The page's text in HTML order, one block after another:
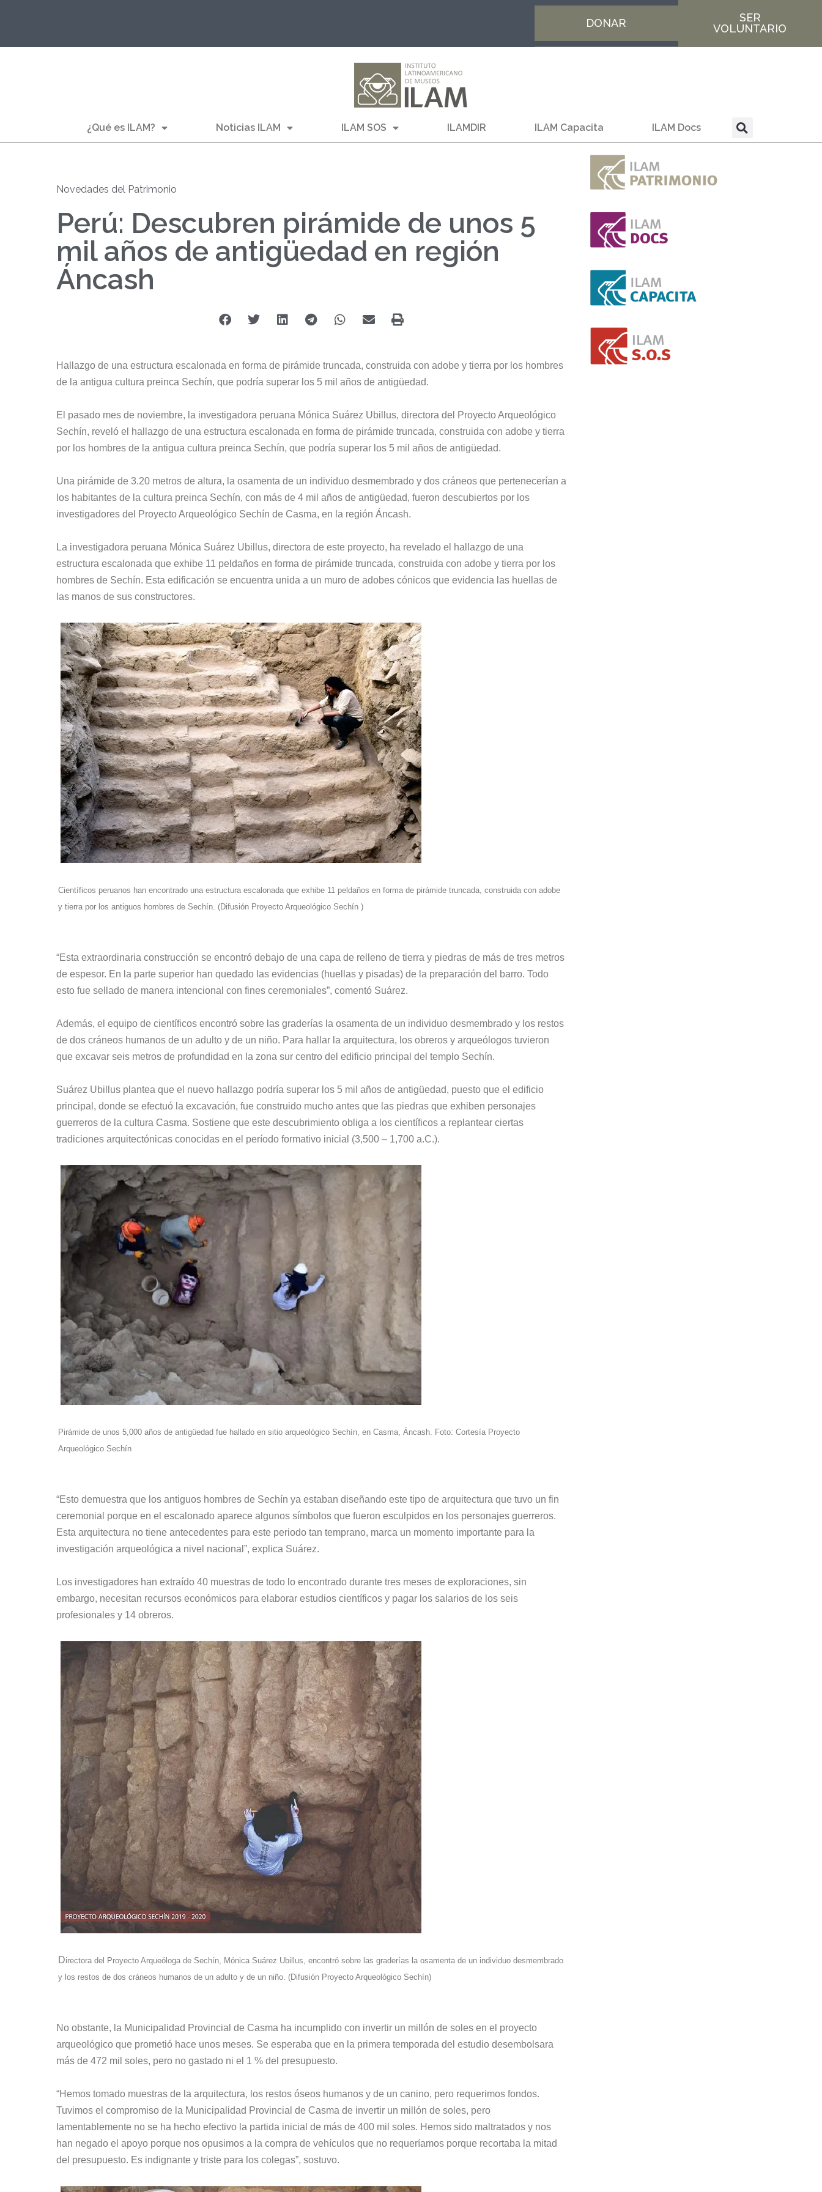
DONAR
SER
VOLUNTARIO
¿Qué es ILAM? Noticias ILAM ILAM SOS ILAMDIR ILAM Capacita ILAM Docs
Novedades del Patrimonio
Perú: Descubren pirámide de unos 5
mil años de antigüedad en región
Áncash
Hallazgo de una estructura escalonada en forma de pirámide truncada, construida con adobe y tierra por los hombres
de la antigua cultura preinca Sechín, que podría superar los 5 mil años de antigüedad.
El pasado mes de noviembre, la investigadora peruana Mónica Suárez Ubillus, directora del Proyecto Arqueológico
Sechín, reveló el hallazgo de una estructura escalonada en forma de pirámide truncada, construida con adobe y tierra
por los hombres de la antigua cultura preinca Sechín, que podría superar los 5 mil años de antigüedad.
Una pirámide de 3.20 metros de altura, la osamenta de un individuo desmembrado y dos cráneos que pertenecerían a
los habitantes de la cultura preinca Sechín, con más de 4 mil años de antigüedad, fueron descubiertos por los
investigadores del Proyecto Arqueológico Sechín de Casma, en la región Áncash.
La investigadora peruana Mónica Suárez Ubillus, directora de este proyecto, ha revelado el hallazgo de una
estructura escalonada que exhibe 11 peldaños en forma de pirámide truncada, construida con adobe y tierra por los
hombres de Sechín. Esta edificación se encuentra unida a un muro de adobes cónicos que evidencia las huellas de
las manos de sus constructores.
Científicos peruanos han encontrado una estructura escalonada que exhibe 11 peldaños en forma de pirámide truncada, construida con adobe
y tierra por los antiguos hombres de Sechín. (Difusión Proyecto Arqueológico Sechín )
“Esta extraordinaria construcción se encontró debajo de una capa de relleno de tierra y piedras de más de tres metros
de espesor. En la parte superior han quedado las evidencias (huellas y pisadas) de la preparación del barro. Todo
esto fue sellado de manera intencional con fines ceremoniales”, comentó Suárez.
Además, el equipo de científicos encontró sobre las graderías la osamenta de un individuo desmembrado y los restos
de dos cráneos humanos de un adulto y de un niño. Para hallar la arquitectura, los obreros y arqueólogos tuvieron
que excavar seis metros de profundidad en la zona sur centro del edificio principal del templo Sechín.
Suárez Ubillus plantea que el nuevo hallazgo podría superar los 5 mil años de antigüedad, puesto que el edificio
principal, donde se efectuó la excavación, fue construido mucho antes que las piedras que exhiben personajes
guerreros de la cultura Casma. Sostiene que este descubrimiento obliga a los científicos a replantear ciertas
tradiciones arquitectónicas conocidas en el período formativo inicial (3,500 – 1,700 a.C.).
Pirámide de unos 5,000 años de antigüedad fue hallado en sitio arqueológico Sechín, en Casma, Áncash. Foto: Cortesía Proyecto
Arqueológico Sechín
“Esto demuestra que los antiguos hombres de Sechín ya estaban diseñando este tipo de arquitectura que tuvo un fin
ceremonial porque en el escalonado aparece algunos símbolos que fueron esculpidos en los personajes guerreros.
Esta arquitectura no tiene antecedentes para este periodo tan temprano, marca un momento importante para la
investigación arqueológica a nivel nacional”, explica Suárez.
Los investigadores han extraído 40 muestras de todo lo encontrado durante tres meses de exploraciones, sin
embargo, necesitan recursos económicos para elaborar estudios científicos y pagar los salarios de los seis
profesionales y 14 obreros.
Directora del Proyecto Arqueóloga de Sechín, Mónica Suárez Ubillus, encontró sobre las graderías la osamenta de un individuo desmembrado
y los restos de dos cráneos humanos de un adulto y de un niño. (Difusión Proyecto Arqueológico Sechín)
No obstante, la Municipalidad Provincial de Casma ha incumplido con invertir un millón de soles en el proyecto
arqueológico que prometió hace unos meses. Se esperaba que en la primera temporada del estudio desembolsara
más de 472 mil soles, pero no gastado ni el 1 % del presupuesto.
“Hemos tomado muestras de la arquitectura, los restos óseos humanos y de un canino, pero requerimos fondos.
Tuvimos el compromiso de la Municipalidad Provincial de Casma de invertir un millón de soles, pero
lamentablemente no se ha hecho efectivo la partida inicial de más de 400 mil soles. Hemos sido maltratados y nos
han negado el apoyo porque nos opusimos a la compra de vehículos que no requeríamos porque recortaba la mitad
del presupuesto. Es indignante y triste para los colegas”, sostuvo.